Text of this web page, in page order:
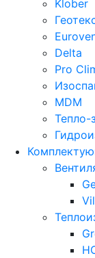
Klober
Delta
Pro
MDM
Тепло-